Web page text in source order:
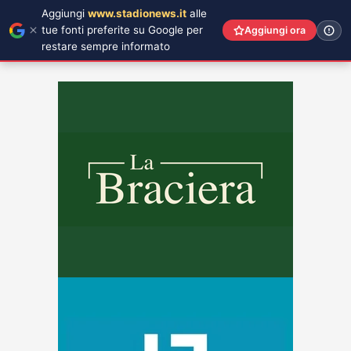
Aggiungi www.stadionews.it alle
tue fonti preferite su Google per
restare sempre informato
Aggiungi ora